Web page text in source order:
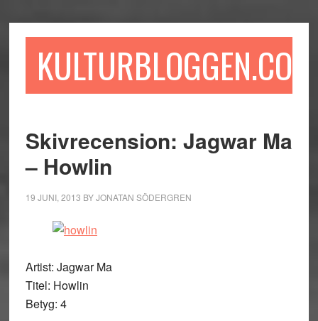
till
till
sidofältet
till
KULTURBLOGGEN.COM
Skivrecension: Jagwar Ma
– Howlin
19 JUNI, 2013 BYJONATAN SÖDERGREN
Artist: Jagwar Ma
Titel: Howlin
Betyg: 4